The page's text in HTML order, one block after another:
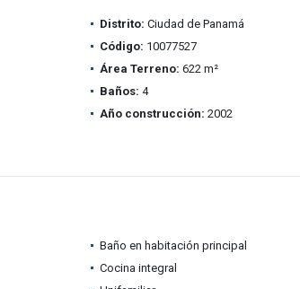
Distrito: Ciudad de Panamá
Código: 10077527
Área Terreno: 622 m²
Baños: 4
Año construcción: 2002
Baño en habitación principal
Cocina integral